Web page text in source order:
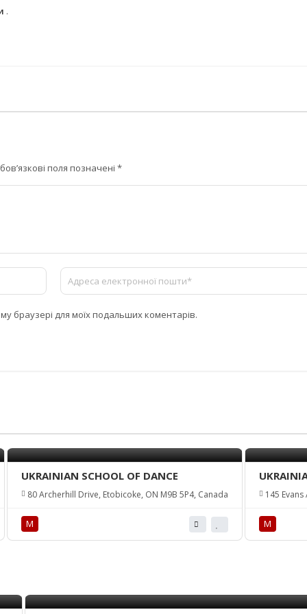
.
поля позначені *
браузері для моїх подальших коментарів.
UKRAINIAN SCHOOL OF DANCE
80 Archerhill Drive, Etobicoke, ON M9B 5P4, Canada
М
145
М